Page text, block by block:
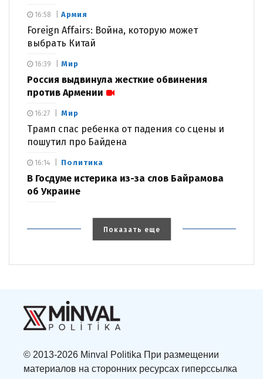
Армия
Foreign Affairs: Война, которую может
выбрать Китай
16:58
Мир
Россия выдвинула жесткие обвинения
против Армении
16:39
Мир
Трамп спас ребенка от падения со сцены и
пошутил про Байдена
16:27
Политика
В Госдуме истерика из-за слов Байрамова
об Украине
16:14
Показать еще
© 2013-2026 Minval Politika При размещении
материалов на сторонних ресурсах гиперссылка